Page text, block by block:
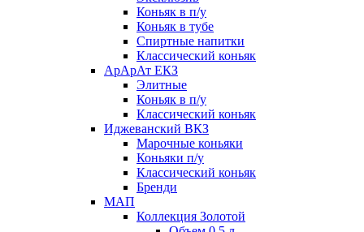
Коньяк в п/у
Коньяк в тубе
Спиртные напитки
Классический коньяк
АрАрАт ЕКЗ
Элитные
Коньяк в п/у
Классический коньяк
Иджеванский ВКЗ
Марочные коньяки
Коньяки п/у
Классический коньяк
Бренди
МАП
Коллекция Золотой